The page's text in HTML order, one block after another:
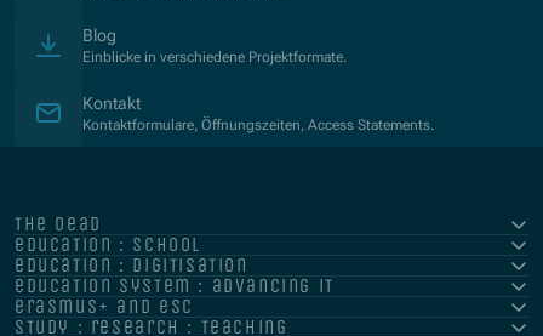
Blog
Einblicke in verschiedene Projektformate.
Kontakt
Kontaktformulare, Öffnungszeiten, Access Statements.
the oead
education : school
education : digitisation
education system : advancing it
erasmus+ and esc
study : research : teaching